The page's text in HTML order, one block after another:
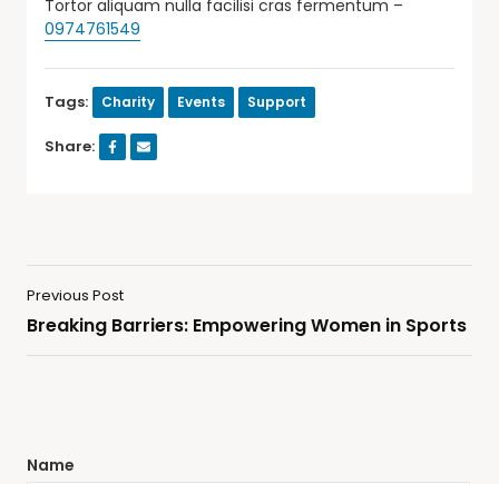
Tortor aliquam nulla facilisi cras fermentum –
0974761549
Tags: Charity Events Support
Share:
Previous Post
Breaking Barriers: Empowering Women in Sports
Name